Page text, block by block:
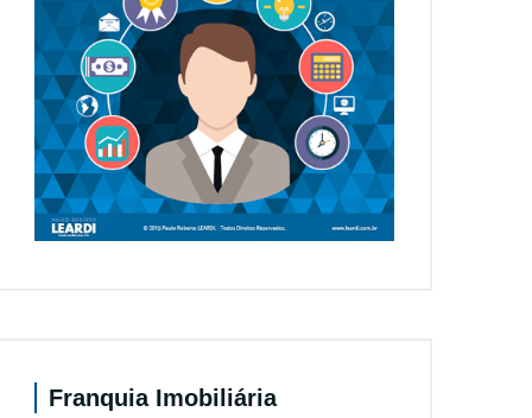
Franquia Imobiliária